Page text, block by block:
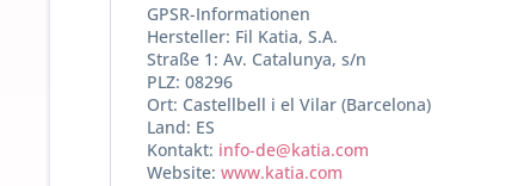
GPSR-Informationen
Hersteller: Fil Katia, S.A.
Straße 1: Av. Catalunya, s/n
PLZ: 08296
Ort: Castellbell i el Vilar (Barcelona)
Land: ES
Kontakt: info-de@katia.com
Website: www.katia.com